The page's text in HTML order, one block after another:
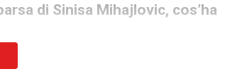
di Sinisa Mihajlovic, cos’ha
che ho di lui è legato a quello